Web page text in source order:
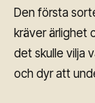
Den första
kräver ärlighet
det skulle vilja
och dyr att